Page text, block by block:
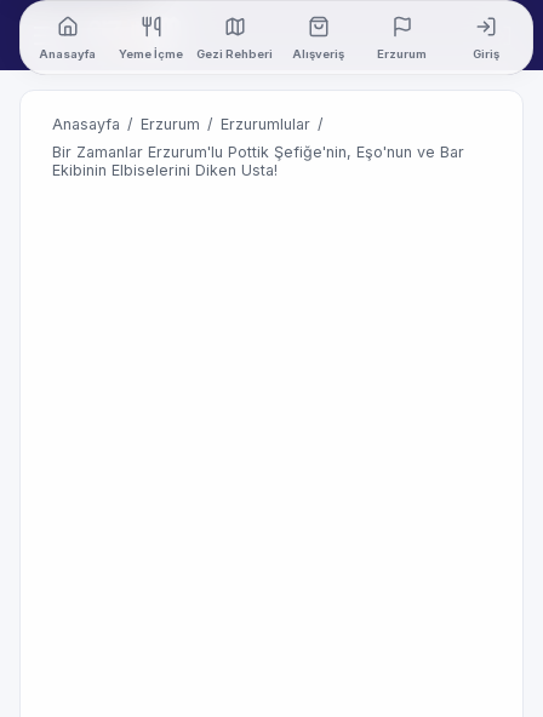
Anasayfa Yeme İçme Gezi Rehberi Alışveriş Erzurum Giriş
Anasayfa / Erzurum / Erzurumlular /
Bir Zamanlar Erzurum'lu Pottik Şefiğe'nin, Eşo'nun ve Bar
Ekibinin Elbiselerini Diken Usta!